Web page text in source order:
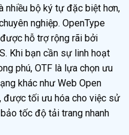
nhiều bộ ký tự đặc biệt hơn,
nghiệp. OpenType
hỗ trợ rộng rãi bởi
Khi bạn cần sự linh hoạt
phú, OTF là lựa chọn ưu
khác như Web Open
được tối ưu hóa cho việc sử
tốc độ tải trang nhanh